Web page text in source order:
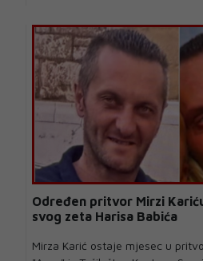
Određen pritvor Mirzi
svog zeta Harisa Babića
Mirza Karić ostaje mjesec u